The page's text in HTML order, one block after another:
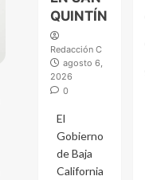
QUINTÍN
Redacción C
agosto 6,
2026
0
El
Gobierno
de Baja
California